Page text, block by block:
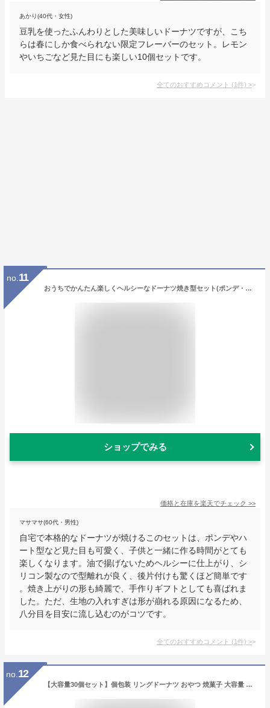
あかり(40代・女性)
豆乳を使ったふんわりとした美味しいドーナツですが、こち
らは春にしか食べられない限定フレーバーのセット。レモン
やいちごなど見た目にも楽しい10個セットです。
全てのおすすめコメント (1件) >
no. 11
おうちでかんたん楽しくヘルシーなドーナツ焼き型セット(ポンデ・波・ハート) DL6248 ギフト 贈り物 プレゼント 福袋 貝印福袋 お菓子作り 製菓道具 ホワイトデー 母の日
ショップでみる
価格と在庫を楽天でチェック >>
マサマサ(60代・男性)
自宅で本格的なドーナツが焼けるこのセットは、ポンデやハ
ート型など見た目も可愛く、子供と一緒に作る時間がとても
楽しくなります。油で揚げないためヘルシーに仕上がり、シ
リコン製なので型離れが良く、後片付けも驚くほど簡単です
。焼き上がりの形も綺麗で、手作りギフトとしても喜ばれま
した。ただ、生地の入れすぎは形が崩れる原因になるため、
八分目を目安に流し込むのがコツです。
全てのおすすめコメント (1件) >
no. 12
【大容量30個セット】個包装 リングドーナツ おやつ 焼菓子 大容量 シェア用 差し入れ 来客用 常温保存 お菓子(ストアー限定ポケットティッシュ付き)